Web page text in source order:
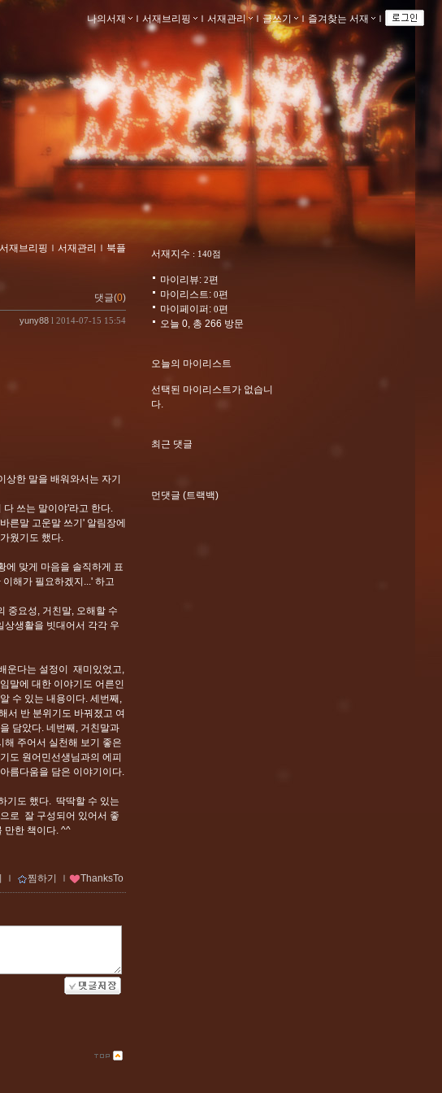
나의서재 ｌ 서재브리핑 ｌ 서재관리 ｌ 글쓰기 ｌ즐겨찾는 서재 ｌ
서재브리핑 ｌ 서재관리 ｌ 북플
댓글(0)
yuny88 l 2014-07-15 15:54
한 말을 배워와서는 자기
쓰는 말이야'라고 한다.
른말 고운말 쓰기' 알림장에
웠기도 했다.
에 맞게 마음을 솔직하게 표
해가 필요하겠지...' 하고
중요성, 거친말, 오해할 수
상생활을 빗대어서 각각 우
운다는 설정이 재미있었고,
말에 대한 이야기도 어른인
수 있는 내용이다. 세번째,
서 반 분위기도 바꿔졌고 여
담았다. 네번째, 거친말과
주어서 실천해 보기 좋은
도 원어민선생님과의 에피
름다움을 담은 이야기이다.
기도 했다. 딱딱할 수 있는
로 잘 구성되어 있어서 좋
만한 책이다. ^^
ｌ 찜하기 ｌ ThanksTo
서재지수 : 140점
마이리뷰: 2편
마이리스트: 0편
마이페이퍼: 0편
오늘 0, 총 266 방문
오늘의 마이리스트
선택된 마이리스트가 없습니
다.
최근 댓글
먼댓글 (트랙백)